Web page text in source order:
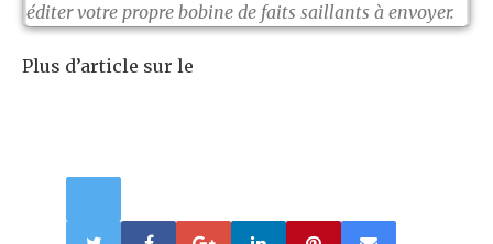
éditer votre propre bobine de faits saillants à envoyer.
Plus d’article sur le